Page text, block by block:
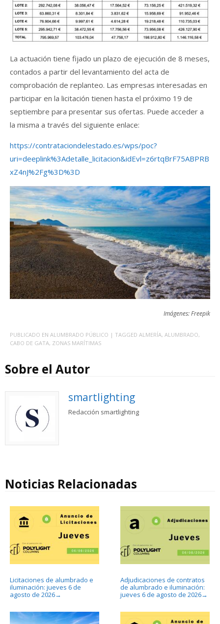
La actuación tiene fijado un plazo de ejecución de 8 meses,
contados a partir del levantamiento del acta de
comprobación de replanteo. Las empresas interesadas en
participar en la licitación tienen hasta el próximo 19 de
septiembre para presentar sus ofertas. Puede acceder a
la misma a través del siguiente enlace:
https://contrataciondelestado.es/wps/poc?
uri=deeplink%3Adetalle_licitacion&idEvl=z6rtqBrF75ABPRB
xZ4nJ%2Fg%3D%3D
Imágenes: Freepik
PUBLICADO EN ALUMBRADO PÚBLICO | TAGGED ALMERÍA, ALUMBRADO,
CABO DE GATA, ZONAS MARÍTIMAS
Sobre el Autor
smartlighting
Redacción smartlighting
Noticias Relacionadas
Licitaciones de alumbrado e
iluminación: jueves 6 de
agosto de 2026→
Adjudicaciones de contratos
de alumbrado e iluminación:
jueves 6 de agosto de 2026→